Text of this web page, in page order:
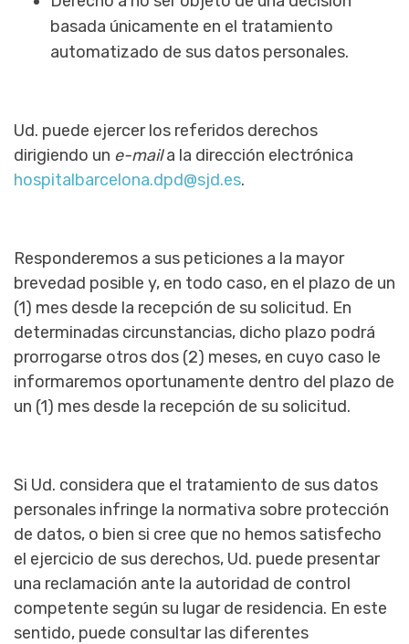
basada únicamente en el tratamiento
automatizado de sus datos personales.
Ud. puede ejercer los referidos derechos
dirigiendo un e-maila la dirección electrónica
hospitalbarcelona.dpd@sjd.es.
Responderemos a sus peticiones a la mayor
brevedad posible y, en todo caso, en el plazo de un
(1) mes desde la recepción de su solicitud. En
determinadas circunstancias, dicho plazo podrá
prorrogarse otros dos (2) meses, en cuyo caso le
informaremos oportunamente dentro del plazo de
un (1) mes desde la recepción de su solicitud.
Si Ud. considera que el tratamiento de sus datos
personales infringe la normativa sobre protección
de datos, o bien si cree que no hemos satisfecho
el ejercicio de sus derechos, Ud. puede presentar
una reclamación ante la autoridad de control
competente según su lugar de residencia. En este
sentido, puede consultar las diferentes